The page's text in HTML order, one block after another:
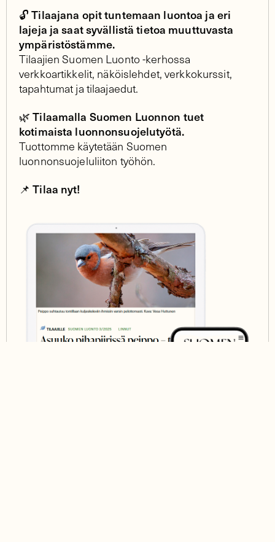
🔓Tilaajana opit tuntemaan luontoa ja eri
lajeja ja saat syvällistä tietoa muuttuvasta
ympäristöstämme.
Tilaajien Suomen Luonto -kerhossa
verkkoartikkelit, näköislehdet, verkkokurssit,
tapahtumat ja tilaajaedut.
🌿 Tilaamalla Suomen Luonnon tuet
kotimaista luonnonsuojelutyötä.
Tuottomme käytetään Suomen
luonnonsuojeluliiton työhön.
📌Tilaa nyt!